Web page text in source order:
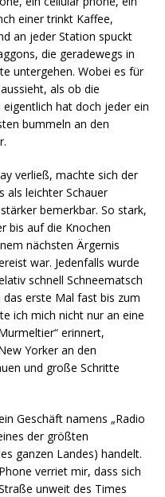
einer trinkt Kaffee,
an jeder Station spuckt
die geradewegs in
untergehen. Wobei es für
als ob die
hat doch jeder ein
bummeln an den
verließ, machte sich der
als leichter Schauer
bemerkbar. So stark,
bis auf die Knochen
nächsten Ärgernis
war. Jedenfalls wurde
schnell Schneematsch
erste Mal fast bis zum
ich mich nicht nur an eine
erinnert,
Yorker an den
und große Schritte
Geschäft namens „Radio
der größten
ganzen Landes) handelt.
verriet mir, dass sich
unweit des Times